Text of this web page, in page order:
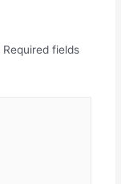
Required fields